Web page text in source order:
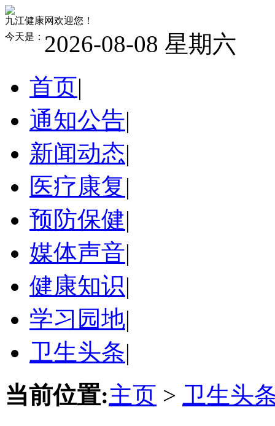
九江健康网欢迎您！
今天是： 2026-08-08 星期六
首页|
通知公告|
新闻动态|
医疗康复|
预防保健|
媒体声音|
健康知识|
学习园地|
卫生头条|
当前位置:主页 > 卫生头